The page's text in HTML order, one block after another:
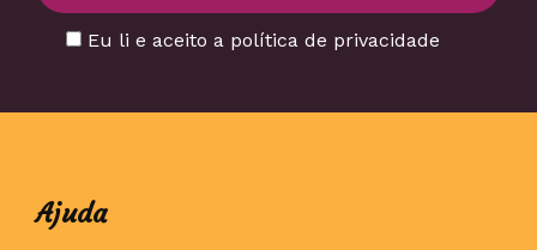
Eu li e aceito a política de privacidade
Ajuda